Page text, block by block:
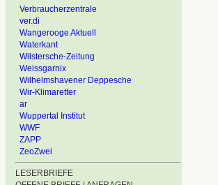
Verbraucherzentrale
ver.di
Wangerooge Aktuell
Waterkant
Wilstersche-Zeitung
Weissgarnix
Wilhelmshavener Deppesche
Wir-Klimaretter
ar
Wuppertal Institut
WWF
ZAPP
ZeoZwei
LESERBRIEFE